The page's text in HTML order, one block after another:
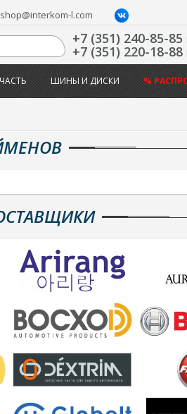
l.com
+7 (351) 240-85-85
+7 (351) 220-18-88
ШИНЫ И ДИСКИ %